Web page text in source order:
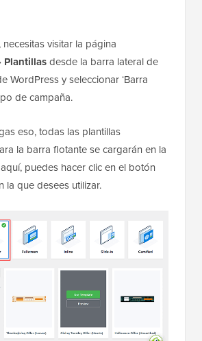
visitar la página
Plantillasdesde la barra lateral de
WordPress y seleccionar ‘Barra
de campaña.
eso, todas las plantillas
la barra flotante se cargarán en la
puedes hacer clic en el botón
la que desees utilizar.